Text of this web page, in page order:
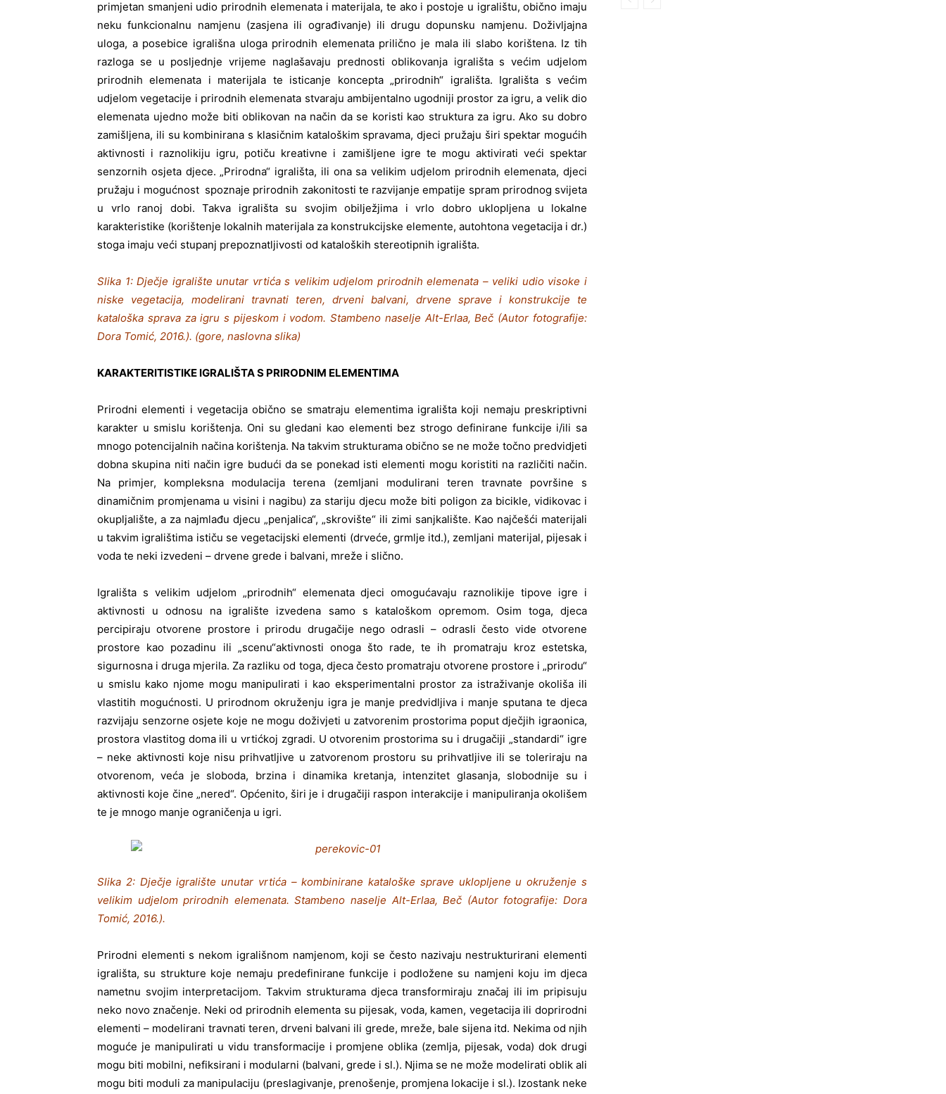
primjetan smanjeni udio prirodnih elemenata i materijala, te ako i postoje u igralištu, obično imaju
neku funkcionalnu namjenu (zasjena ili ograđivanje) ili drugu dopunsku namjenu. Doživljajna
uloga, a posebice igrališna uloga prirodnih elemenata prilično je mala ili slabo korištena. Iz tih
razloga se u posljednje vrijeme naglašavaju prednosti oblikovanja igrališta s većim udjelom
prirodnih elemenata i materijala te isticanje koncepta „prirodnih“ igrališta. Igrališta s većim
udjelom vegetacije i prirodnih elemenata stvaraju ambijentalno ugodniji prostor za igru, a velik dio
elemenata ujedno može biti oblikovan na način da se koristi kao struktura za igru. Ako su dobro
zamišljena, ili su kombinirana s klasičnim kataloškim spravama, djeci pružaju širi spektar mogućih
aktivnosti i raznolikiju igru, potiču kreativne i zamišljene igre te mogu aktivirati veći spektar
senzornih osjeta djece. „Prirodna“ igrališta, ili ona sa velikim udjelom prirodnih elemenata, djeci
pružaju i mogućnost spoznaje prirodnih zakonitosti te razvijanje empatije spram prirodnog svijeta
u vrlo ranoj dobi. Takva igrališta su svojim obilježjima i vrlo dobro uklopljena u lokalne
karakteristike (korištenje lokalnih materijala za konstrukcijske elemente, autohtona vegetacija i dr.)
stoga imaju veći stupanj prepoznatljivosti od kataloških stereotipnih igrališta.
Slika 1: Dječje igralište unutar vrtića s velikim udjelom prirodnih elemenata – veliki udio visoke i
niske vegetacija, modelirani travnati teren, drveni balvani, drvene sprave i konstrukcije te
kataloška sprava za igru s pijeskom i vodom. Stambeno naselje Alt-Erlaa, Beč (Autor fotografije:
Dora Tomić, 2016.). (gore, naslovna slika)
KARAKTERITISTIKE IGRALIŠTA S PRIRODNIM ELEMENTIMA
Prirodni elementi i vegetacija obično se smatraju elementima igrališta koji nemaju preskriptivni
karakter u smislu korištenja. Oni su gledani kao elementi bez strogo definirane funkcije i/ili sa
mnogo potencijalnih načina korištenja. Na takvim strukturama obično se ne može točno predvidjeti
dobna skupina niti način igre budući da se ponekad isti elementi mogu koristiti na različiti način.
Na primjer, kompleksna modulacija terena (zemljani modulirani teren travnate površine s
dinamičnim promjenama u visini i nagibu) za stariju djecu može biti poligon za bicikle, vidikovac i
okupljalište, a za najmlađu djecu „penjalica“, „skrovište“ ili zimi sanjkalište. Kao najčešći materijali
u takvim igralištima ističu se vegetacijski elementi (drveće, grmlje itd.), zemljani materijal, pijesak i
voda te neki izvedeni – drvene grede i balvani, mreže i slično.
Igrališta s velikim udjelom „prirodnih“ elemenata djeci omogućavaju raznolikije tipove igre i
aktivnosti u odnosu na igralište izvedena samo s kataloškom opremom. Osim toga, djeca
percipiraju otvorene prostore i prirodu drugačije nego odrasli – odrasli često vide otvorene
prostore kao pozadinu ili „scenu“aktivnosti onoga što rade, te ih promatraju kroz estetska,
sigurnosna i druga mjerila. Za razliku od toga, djeca često promatraju otvorene prostore i „prirodu“
u smislu kako njome mogu manipulirati i kao eksperimentalni prostor za istraživanje okoliša ili
vlastitih mogućnosti. U prirodnom okruženju igra je manje predvidljiva i manje sputana te djeca
razvijaju senzorne osjete koje ne mogu doživjeti u zatvorenim prostorima poput dječjih igraonica,
prostora vlastitog doma ili u vrtićkoj zgradi. U otvorenim prostorima su i drugačiji „standardi“ igre
– neke aktivnosti koje nisu prihvatljive u zatvorenom prostoru su prihvatljive ili se toleriraju na
otvorenom, veća je sloboda, brzina i dinamika kretanja, intenzitet glasanja, slobodnije su i
aktivnosti koje čine „nered“. Općenito, širi je i drugačiji raspon interakcije i manipuliranja okolišem
te je mnogo manje ograničenja u igri.
Slika 2: Dječje igralište unutar vrtića – kombinirane kataloške sprave uklopljene u okruženje s
velikim udjelom prirodnih elemenata. Stambeno naselje Alt-Erlaa, Beč (Autor fotografije: Dora
Tomić, 2016.).
Prirodni elementi s nekom igrališnom namjenom, koji se često nazivaju nestrukturirani elementi
igrališta, su strukture koje nemaju predefinirane funkcije i podložene su namjeni koju im djeca
nametnu svojim interpretacijom. Takvim strukturama djeca transformiraju značaj ili im pripisuju
neko novo značenje. Neki od prirodnih elementa su pijesak, voda, kamen, vegetacija ili doprirodni
elementi – modelirani travnati teren, drveni balvani ili grede, mreže, bale sijena itd. Nekima od njih
moguće je manipulirati u vidu transformacije i promjene oblika (zemlja, pijesak, voda) dok drugi
mogu biti mobilni, nefiksirani i modularni (balvani, grede i sl.). Njima se ne može modelirati oblik ali
mogu biti moduli za manipulaciju (preslagivanje, prenošenje, promjena lokacije i sl.). Izostank neke